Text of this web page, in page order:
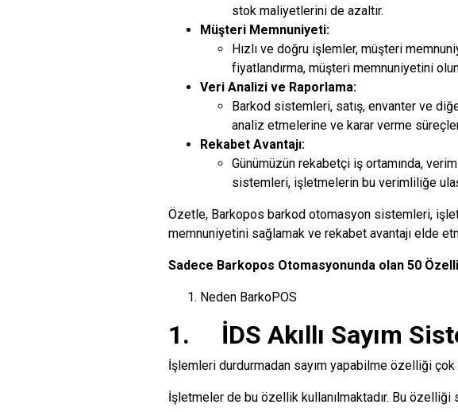
stok maliyetlerini de azaltır.
Müşteri Memnuniyeti:
Hızlı ve doğru işlemler, müşteri
fiyatlandırma, müşteri memnuniyetini
Veri Analizi ve Raporlama:
Barkod sistemleri, satış, envanter ve
analiz etmelerine ve karar verme
Rekabet Avantajı:
Günümüzün rekabetçi iş ortamında,
sistemleri, işletmelerin bu verimliliğe
Özetle, Barkopos barkod otomasyon sistemleri,
memnuniyetini sağlamak ve rekabet avantajı elde
Sadece Barkopos Otomasyonunda olan 50
Neden BarkoPOS
1. İDS Akıllı Sayım
İşlemleri durdurmadan sayım yapabilme özelliği
İşletmeler de bu özellik kullanılmaktadır. Bu özelliği